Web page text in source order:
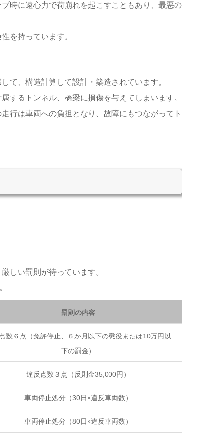
時に遠心力で荷崩れを起こすこともあり、最悪の
を持っています。
て、構造計算して設計・築造されています。
するトンネル、橋梁に損傷を与えてしまいます。
行は車両への負担となり、故障にもつながってト
しい罰則が待っています。
罰則の内容
数６点（免許停止、６か月以下の懲役または10万円以
下の罰金）
違反点数３点（反則金35,000円）
車両停止処分（30日×違反車両数）
車両停止処分（80日×違反車両数）